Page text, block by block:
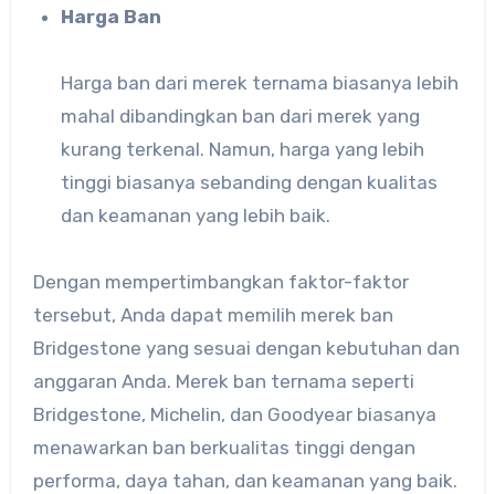
Harga Ban
Harga ban dari merek ternama biasanya lebih
mahal dibandingkan ban dari merek yang
kurang terkenal. Namun, harga yang lebih
tinggi biasanya sebanding dengan kualitas
dan keamanan yang lebih baik.
Dengan mempertimbangkan faktor-faktor
tersebut, Anda dapat memilih merek ban
Bridgestone yang sesuai dengan kebutuhan dan
anggaran Anda. Merek ban ternama seperti
Bridgestone, Michelin, dan Goodyear biasanya
menawarkan ban berkualitas tinggi dengan
performa, daya tahan, dan keamanan yang baik.